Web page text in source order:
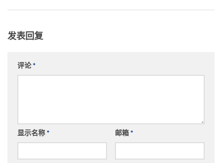
发表回复
评论*
显示名称* 邮箱*